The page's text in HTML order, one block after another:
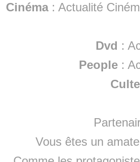
Cinéma: Actualité
Dvd :
People :
Culte
Vous êtes un